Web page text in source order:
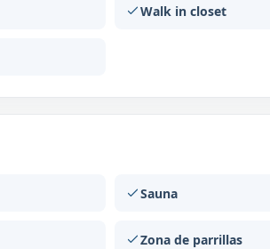
Walk in closet
Sauna
Zona de parrillas